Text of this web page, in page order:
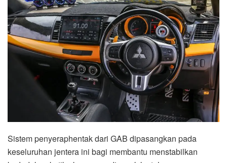
Sistem penyeraphentak dari GAB dipasangkan pada
keseluruhan jentera ini bagi membantu menstabilkan